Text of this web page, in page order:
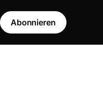
Abonnieren